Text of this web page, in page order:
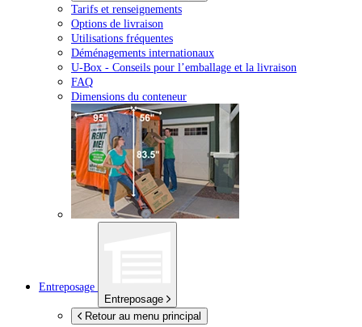
Tarifs et renseignements
Options de livraison
Utilisations fréquentes
Déménagements internationaux
U-Box - Conseils pour l’emballage et la livraison
FAQ
Dimensions du conteneur
Entreposage
Entreposage
Retour au menu principal